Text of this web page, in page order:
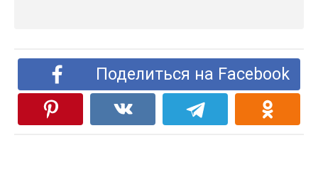
Поделиться на Facebook